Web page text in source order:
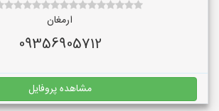
ارمغان
09356905712
مشاهده پروفایل